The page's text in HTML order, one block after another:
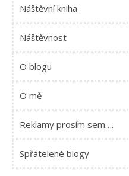
Náštěvní kniha
Náštěvnost
O blogu
O mě
Reklamy prosím sem….
Spřátelené blogy